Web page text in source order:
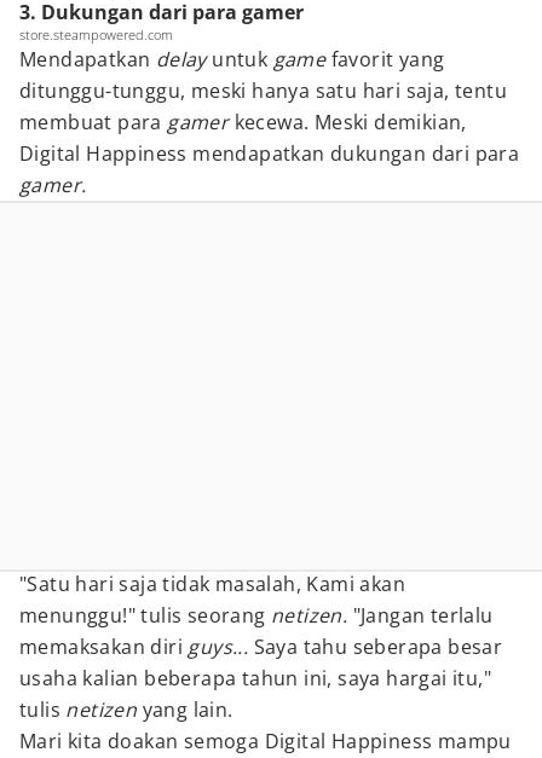
3. Dukungan dari para gamer
store.steampowered.com
Mendapatkan delayuntuk gamefavorit yang
ditunggu-tunggu, meski hanya satu hari saja, tentu
membuat para gamerkecewa. Meski demikian,
Digital Happiness mendapatkan dukungan dari para
gamer.
"Satu hari saja tidak masalah, Kami akan
menunggu!" tulis seorang netizen. "Jangan terlalu
memaksakan diri guys... Saya tahu seberapa besar
usaha kalian beberapa tahun ini, saya hargai itu,"
tulis netizen yang lain.
Mari kita doakan semoga Digital Happiness mampu